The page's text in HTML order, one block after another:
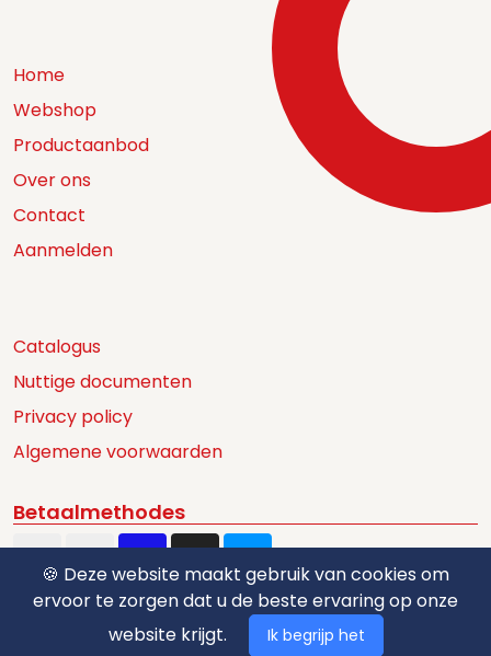
Home
Webshop
Productaanbod
Over ons
Contact
Aanmelden
Catalogus
Nuttige documenten
Privacy policy
Algemene voorwaarden
Betaalmethodes
🍪 Deze website maakt gebruik van cookies om
ervoor te zorgen dat u de beste ervaring op onze
website krijgt.
Ik begrijp het